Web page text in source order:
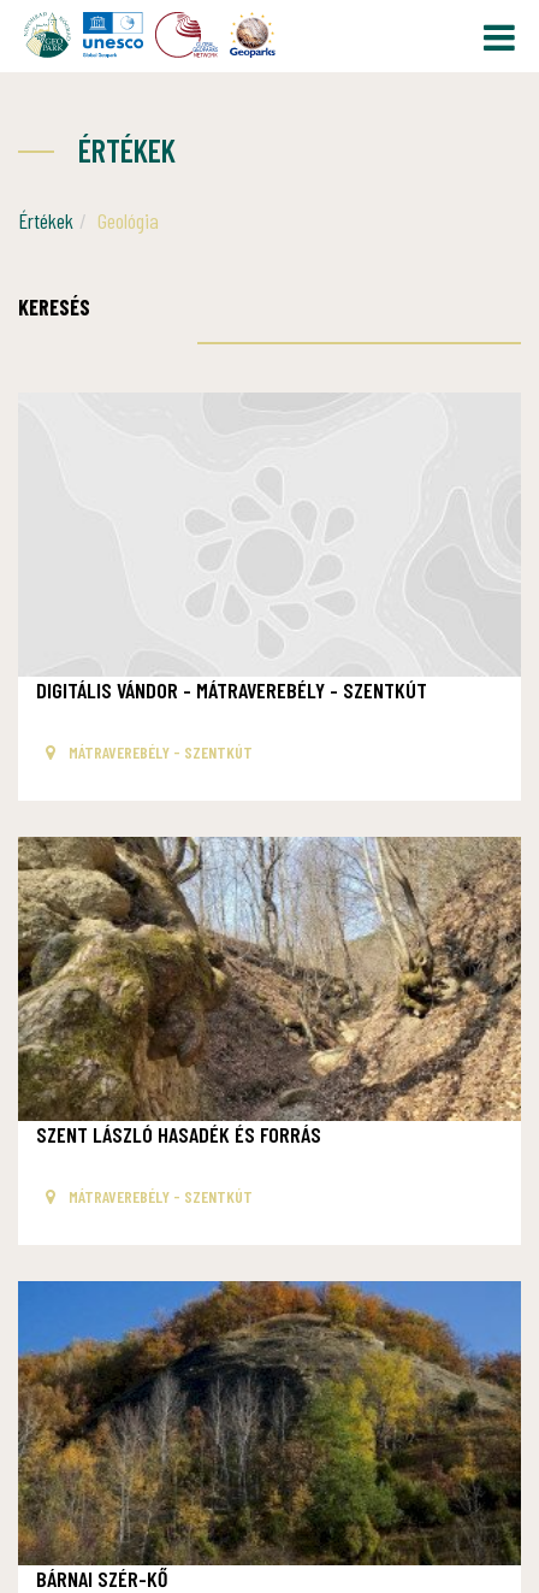
ÉRTÉKEK
Értékek Geológia
KERESÉS
DIGITÁLIS VÁNDOR - MÁTRAVEREBÉLY - SZENTKÚT
MÁTRAVEREBÉLY - SZENTKÚT
SZENT LÁSZLÓ HASADÉK ÉS FORRÁS
MÁTRAVEREBÉLY - SZENTKÚT
BÁRNAI SZÉR-KŐ